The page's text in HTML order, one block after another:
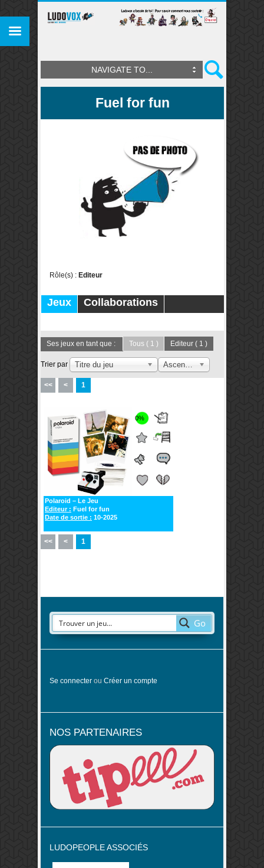
NAVIGATE TO...
Fuel for fun
Rôle(s) : Editeur
Jeux
Collaborations
Ses jeux en tant que : Tous ( 1 ) Editeur ( 1 )
Trier par Titre du jeu
<< < 1
0%
Polaroid – Le Jeu
Editeur : Fuel for fun
Date de sortie : 10-2025
<< < 1
Go
Se connecter ou Créer un compte
NOS PARTENAIRES
LUDOPEOPLE ASSOCIÉS